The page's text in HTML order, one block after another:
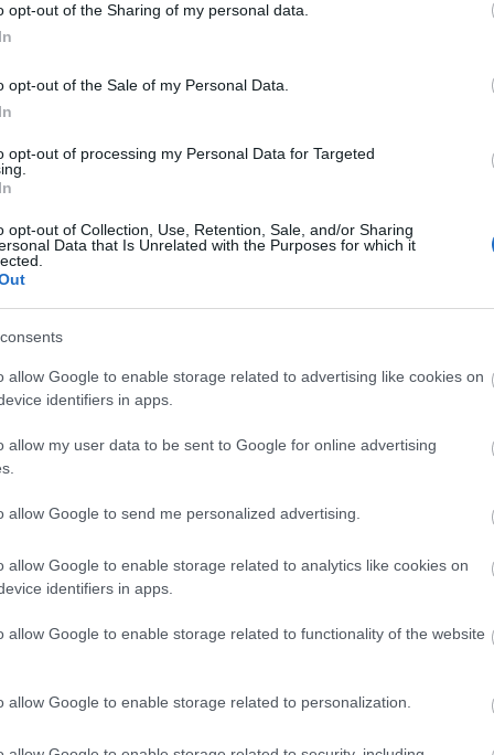
opt-out of the Sharing of my personal data.
opt-out of the Sale of my Personal Data.
opt-out of processing my Personal Data for Targeted
opt-out of Collection, Use, Retention, Sale, and/or Sharing
Data that Is Unrelated with the Purposes for which it
allow Google to enable storage related to advertising like cookies on
identifiers in apps.
allow my user data to be sent to Google for online advertising
allow Google to send me personalized advertising.
allow Google to enable storage related to analytics like cookies on
identifiers in apps.
allow Google to enable storage related to functionality of the website
allow Google to enable storage related to personalization.
címadó dalhoz készült klip új változata a
átdolgozott és teljesen újrakevert
A jelenleg is friss anyagon dolgozó zenekar
album új változatát most teljes egészében
Ennek örömére dalról dalra is bemutatják
új videót, és halomnyi werkfotót is mindezek
a hajtás után.